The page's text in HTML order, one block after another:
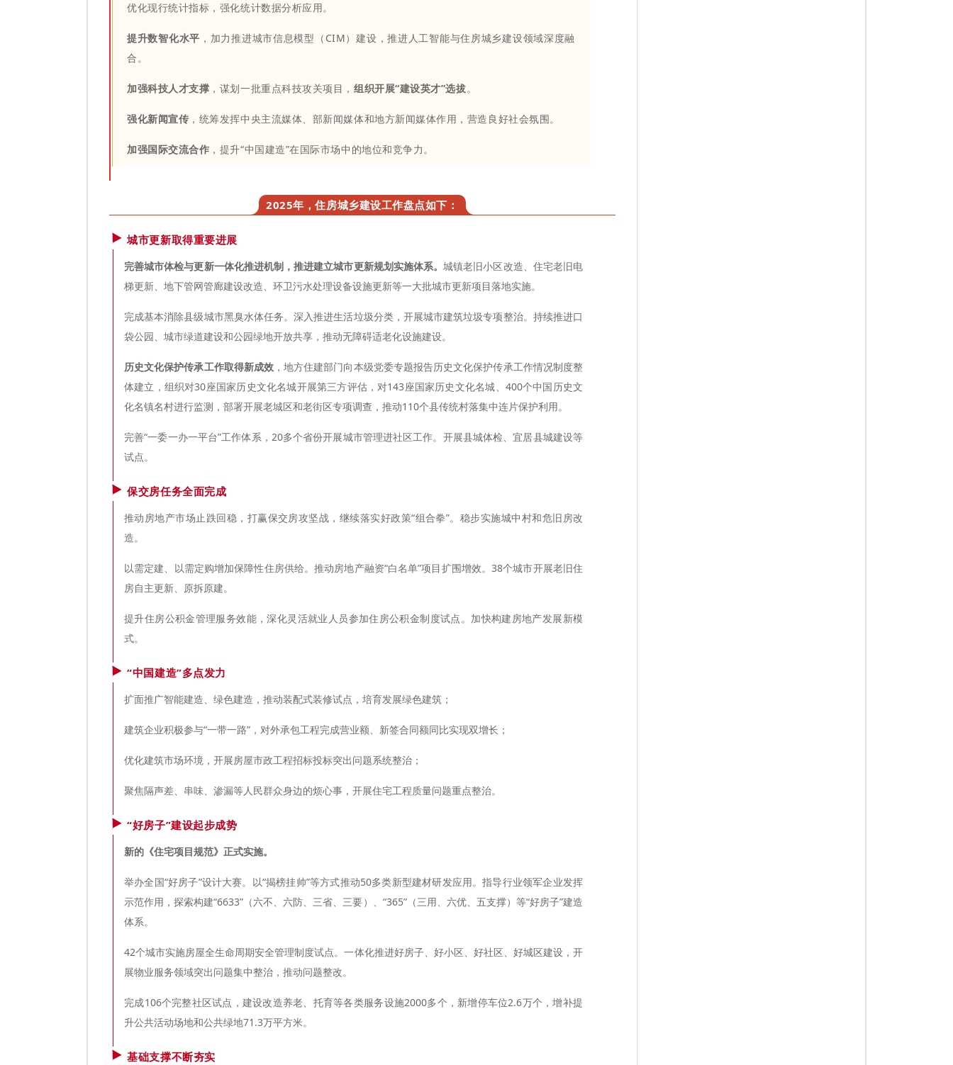
优化现行统计指标，强化统计数据分析应用。
提升数智化水平 ，加力推进城市信息模型（CIM）建设，推进人工智能与住房城乡建设领域深度融
合。
加强科技人才支撑 ，谋划一批重点科技攻关项目， 组织开展“建设英才”选拔。
强化新闻宣传 ，统筹发挥中央主流媒体、部新闻媒体和地方新闻媒体作用，营造良好社会氛围。
加强国际交流合作 ，提升“中国建造”在国际市场中的地位和竞争力。
2025年，住房城乡建设工作盘点如下：
城市更新取得重要进展
完善城市体检与更新一体化推进机制，推进建立城市更新规划实施体系。城镇老旧小区改造、住宅老旧电
梯更新、地下管网管廊建设改造、环卫污水处理设备设施更新等一大批城市更新项目落地实施。
完成基本消除县级城市黑臭水体任务。深入推进生活垃圾分类，开展城市建筑垃圾专项整治。 持续推进口
袋公园、城市绿道建设和公园绿地开放共享，推动无障碍适老化设施建设。
历史文化保护传承工作取得新成效 ，地方住建部门向本级党委专题报告历史文化保护传承工作情况制度整
体建立，组织对30座国家历史文化名城开展第三方评估，对143座国家历史文化名城、400个中国历史文
化名镇名村进行监测，部署开展老城区和老街区专项调查，推动110个县传统村落集中连片保护利用。
完善“一委一办一平台”工作体系，20多个省份开展城市管理进社区工作。开展县城体检、宜居县城建设等
试点。
保交房任务全面完成
推动房地产市场止跌回稳，打赢保交房攻坚战，继续落实好政策“组合拳”。稳步实施城中村和危旧房改
造。
以需定建、以需定购增加保障性住房供给。推动房地产融资“白名单”项目扩围增效。38个城市开展老旧住
房自主更新、原拆原建。
提升住房公积金管理服务效能，深化灵活就业人员参加住房公积金制度试点。加快构建房地产发展新模
式。
“中国建造”多点发力
扩面推广智能建造、绿色建造，推动装配式装修试点，培育发展绿色建筑；
建筑企业积极参与“一带一路”，对外承包工程完成营业额、新签合同额同比实现双增长；
优化建筑市场环境，开展房屋市政工程招标投标突出问题系统整治；
聚焦隔声差、串味、渗漏等人民群众身边的烦心事，开展住宅工程质量问题重点整治。
“好房子”建设起步成势
新的《住宅项目规范》正式实施。
举办全国“好房子”设计大赛。以“揭榜挂帅”等方式推动50多类新型建材研发应用。指导行业领军企业发挥
示范作用，探索构建“6633”（六不、六防、三省、三要）、“365”（三用、六优、五支撑）等“好房子”建造
体系。
42个城市实施房屋全生命周期安全管理制度试点。一体化推进好房子、好小区、好社区、好城区建设，开
展物业服务领域突出问题集中整治，推动问题整改。
完成106个完整社区试点，建设改造养老、托育等各类服务设施2000多个，新增停车位2.6万个，增补提
升公共活动场地和公共绿地71.3万平方米。
基础支撑不断夯实